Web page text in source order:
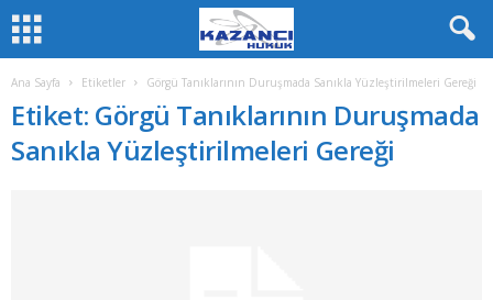
Ana Sayfa Etiketler Görgü Tanıklarının Duruşmada Sanıkla Yüzleştirilmeleri Gereği
Etiket: Görgü Tanıklarının Duruşmada
Sanıkla Yüzleştirilmeleri Gereği